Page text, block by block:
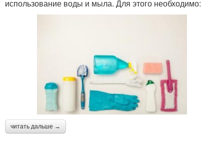
использование воды и мыла. Для этого необходимо:
читать дальше →